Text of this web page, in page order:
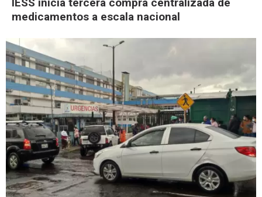
IESS inicia tercera compra centralizada de
medicamentos a escala nacional